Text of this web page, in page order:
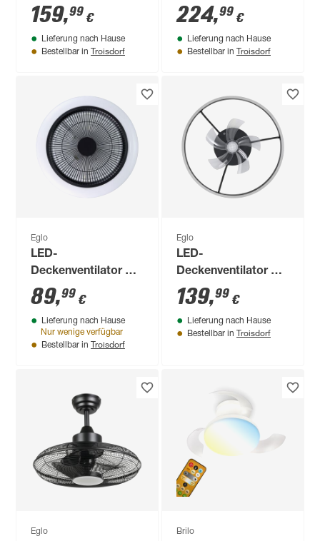
Beleuchtung
'Albufeira' dimmbar
25,5 W 3300 lm
159,99 €
Lieferung nach Hause
Bestellbar in Troisdorf
Beleuchtung
'Namori' dimmbar
27 W 4400 lm
224,99 €
Lieferung nach Hause
Bestellbar in Troisdorf
Eglo
LED-
Deckenventilator mit
Beleuchtung
'Sayulita 1' dimmbar
20,8 W 3280 lm
warmweiß,
89,99 €
Lieferung nach Hause
Nur wenige verfügbar
Bestellbar in Troisdorf
Eglo
LED-
Deckenventilator mit
Beleuchtung
'Marinella' dimmbar
36 W 4000 lm RGB -
tunable white Ø 50 x
139,99 €
Lieferung nach Hause
Bestellbar in Troisdorf
Eglo Brilo